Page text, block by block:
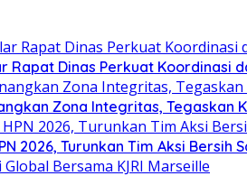
Rapat Dinas Perkuat Koordinasi
Zona Integritas, Tegaskan
2026, Turunkan Tim Aksi Bersih